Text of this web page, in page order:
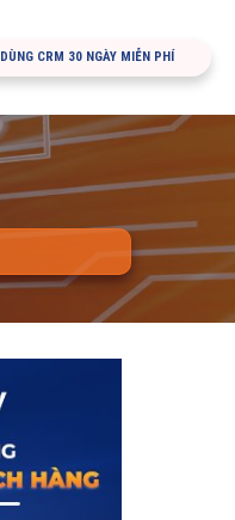
DÙNG CRM 30 NGÀY MIỄN PHÍ